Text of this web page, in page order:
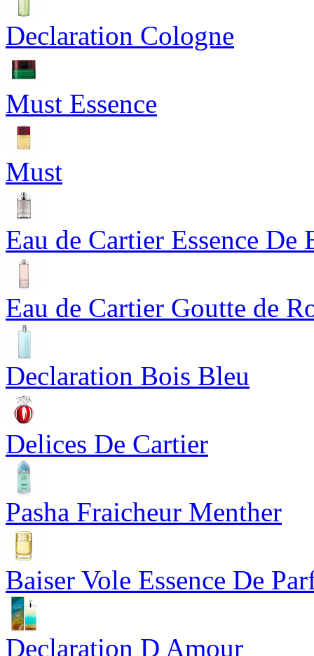
Declaration Cologne
Must Essence
Must
Eau de Cartier Essence De
Eau de Cartier Goutte de
Declaration Bois Bleu
Delices De Cartier
Pasha Fraicheur Menther
Baiser Vole Essence De
Declaration D Amour